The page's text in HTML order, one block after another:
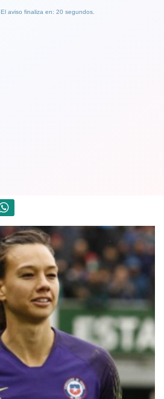
El aviso finaliza en: 19 segundos.